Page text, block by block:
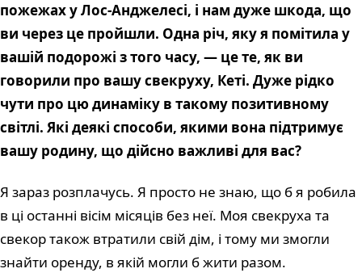
пожежах у Лос-Анджелесі, і нам дуже шкода, що
ви через це пройшли. Одна річ, яку я помітила у
вашій подорожі з того часу, — це те, як ви
говорили про вашу свекруху, Кеті. Дуже рідко
чути про цю динаміку в такому позитивному
світлі. Які деякі способи, якими вона підтримує
вашу родину, що дійсно важливі для вас?
Я зараз розплачусь. Я просто не знаю, що б я робила
в ці останні вісім місяців без неї. Моя свекруха та
свекор також втратили свій дім, і тому ми змогли
знайти оренду, в якій могли б жити разом.